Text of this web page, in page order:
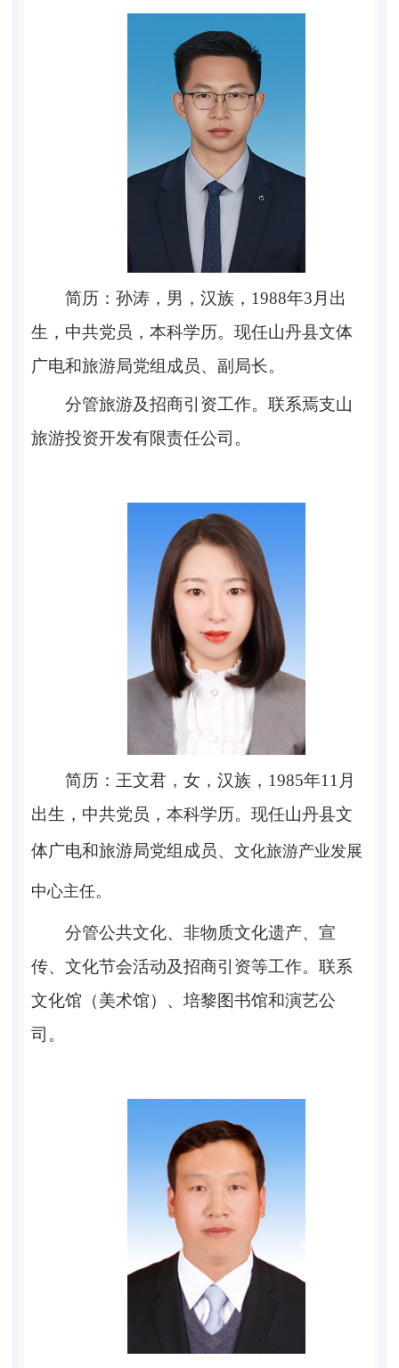
简历：孙涛， 男，汉族，1988年3月出
生， 中共党员，本科学历。现任山丹县文体
广电和旅游局党组成员、副局长。
分管旅游及招商引资工作。 联系焉支山
旅游投资开发有限责任公司 。
简历：王文君，女，汉族，1985年11月
出生， 中共党员，本科学历。现任山丹县文
体广电和旅游局党组成员、 文化旅游产业发展
中心主任。
分管公共文化、非物质文化遗产、宣
传、文化节会活动及招商引资等工作。 联系
文化馆（美术馆） 、 培黎图书馆和演艺公
司。